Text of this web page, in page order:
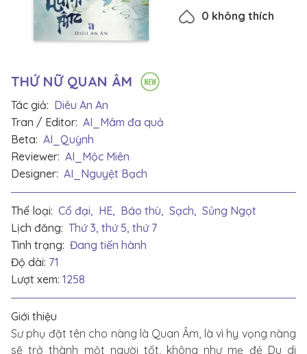
0 không thích
THỨ NỮ QUAN ÂM
Tác giả: Diêu An An
Tran / Editor: AI_Mâm đa quả
Beta: AI_Quỳnh
Reviewer: AI_Mộc Miên
Designer: AI_Nguyệt Bạch
Thể loại: Cổ đại, HE, Báo thù, Sạch, Sủng Ngọt
Lịch đăng: Thứ 3, thứ 5, thứ 7
Tình trạng: Đang tiến hành
Độ dài: 71
Lượt xem: 1258
Giới thiệu
Sư phụ đặt tên cho nàng là Quan Âm, là vì hy vọng nàng
sẽ trở thành một người tốt, không như mẹ đẻ Du di